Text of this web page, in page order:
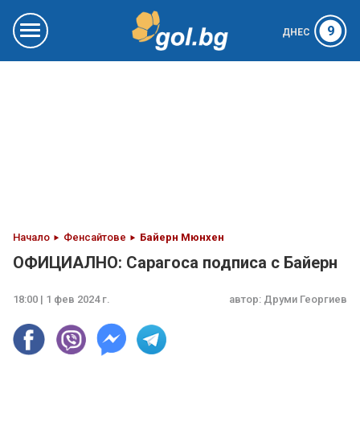
ДНЕС 9
Начало Фенсайтове Байерн Мюнхен
ОФИЦИАЛНО: Сарагоса подписа с Байерн
18:00 | 1 фев 2024 г. автор: Друми Георгиев